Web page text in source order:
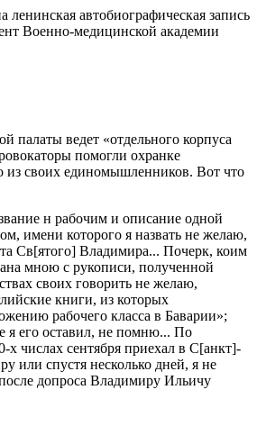
автобиографическая запись
Военно-медицинской академии
ведет «отдельного корпуса
помогли охранке
из своих единомышленников. Вот что
н рабочим и описание одной
имени которого я назвать не желаю,
Св[ятого] Владимира... Почерк, коим
мною с рукописи, полученной
своих говорить не желаю,
книги, из которых
рабочего класса в Баварии»;
я его оставил, не помню... По
числах сентября приехал в С[анкт]-
или спустя несколько дней, я не
допроса Владимиру Ильичу